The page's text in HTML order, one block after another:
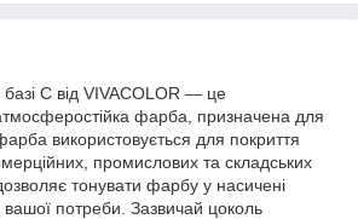
C від VIVACOLOR — це
фарба, призначена для
використовується для покриття
промислових та складських
тонувати фарбу у насичені
вашої потреби. Зазвичай цоколь